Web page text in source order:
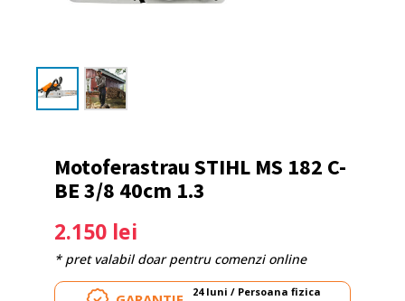
Motoferastrau STIHL MS 182 C-
BE 3/8 40cm 1.3
2.150 lei
* pret valabil doar pentru comenzi online
24 luni / Persoana fizica